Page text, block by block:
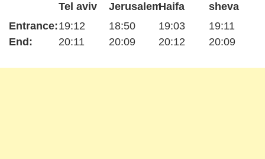
Entrance:
End:
Tel aviv
19:12
20:11
Jerusalem
18:50
20:09
Haifa
19:03
20:12
sheva
19:11
20:09